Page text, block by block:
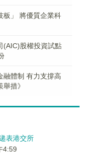
板」 將優質企業科
(AIC)股權投資試點
融體制 有力支撐高
措》
表港交所
4:59